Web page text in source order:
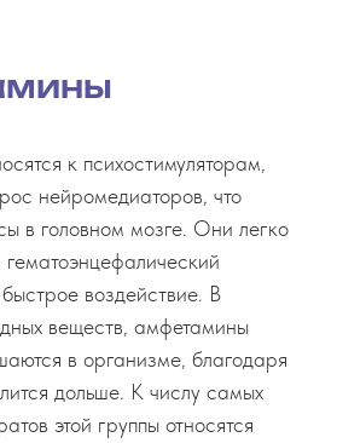
к психостимуляторам,
нейромедиаторов, что
в головном мозге. Они легко
воздействие. В
веществ, амфетамины
в организме, благодаря
дольше. К числу самых
этой группы относятся